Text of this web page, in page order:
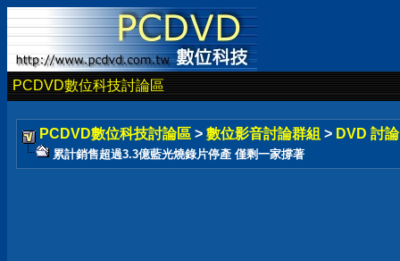
PCDVD數位科技討論區
PCDVD數位科技討論區 > 數位影音討論群組 > DVD 討
累計銷售超過3.3億藍光燒錄片停產 僅剩一家撐著